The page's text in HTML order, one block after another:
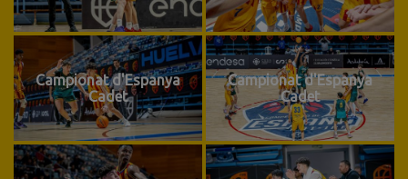
Campionat d'Espanya
Cadet
Campionat d'Espanya
Cadet